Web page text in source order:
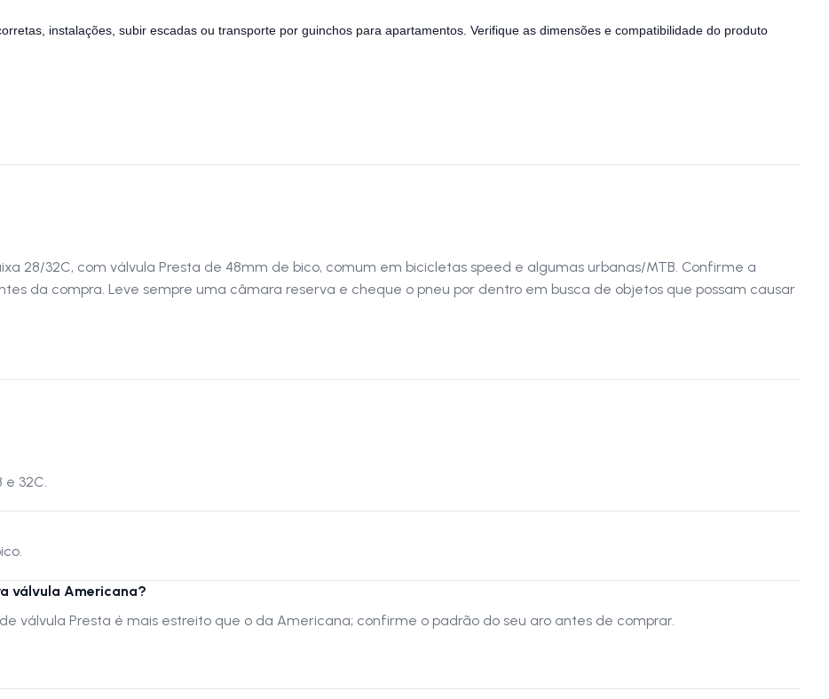
instalações, subir escadas ou transporte por guinchos para apartamentos. Verifique as dimensões e compatibilidade do produto
28/32C, com válvula Presta de 48mm de bico, comum em bicicletas speed e algumas urbanas/MTB. Confirme a
da compra. Leve sempre uma câmara reserva e cheque o pneu por dentro em busca de objetos que possam causar
e 32C.
válvula Americana?
válvula Presta é mais estreito que o da Americana; confirme o padrão do seu aro antes de comprar.